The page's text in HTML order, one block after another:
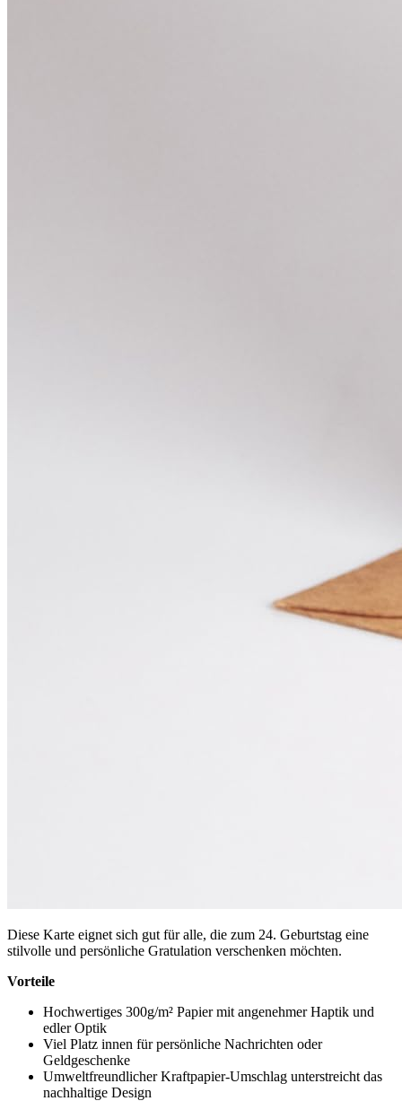
Diese Karte eignet sich gut für alle, die zum 24. Geburtstag eine
stilvolle und persönliche Gratulation verschenken möchten.
Vorteile
Hochwertiges 300g/m² Papier mit angenehmer Haptik und
edler Optik
Viel Platz innen für persönliche Nachrichten oder
Geldgeschenke
Umweltfreundlicher Kraftpapier-Umschlag unterstreicht das
nachhaltige Design